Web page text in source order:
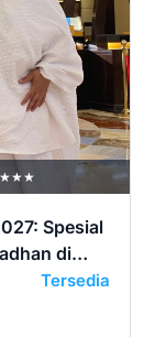
Spesial
di
Tersedia